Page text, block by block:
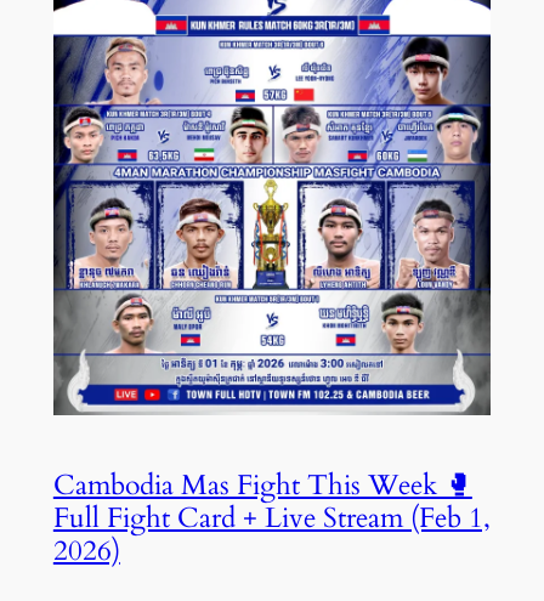
Cambodia Mas Fight This Week 🥊
Full Fight Card + Live Stream (Feb 1,
2026)